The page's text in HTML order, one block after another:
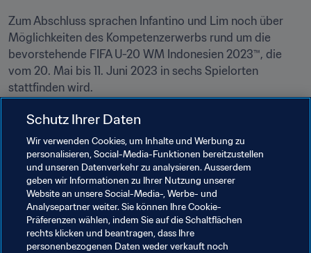
Zum Abschluss sprachen Infantino und Lim noch über
Möglichkeiten des Kompetenzerwerbs rund um die
bevorstehende FIFA U-20 WM Indonesien 2023™, die
vom 20. Mai bis 11. Juni 2023 in sechs Spielorten
stattfinden wird.
FÖRDERUNG DES FUSSBALLS
Wenger präsentiert wegweisendes
FIFA-Programm zur Talentförderung
Schutz Ihrer Daten
Wir verwenden Cookies, um Inhalte und Werbung zu
personalisieren, Social-Media-Funktionen bereitzustellen
und unseren Datenverkehr zu analysieren. Ausserdem
geben wir Informationen zu Ihrer Nutzung unserer
Website an unsere Social-Media-, Werbe- und
Analysepartner weiter. Sie können Ihre Cookie-
Präferenzen wählen, indem Sie auf die Schaltflächen
rechts klicken und beantragen, dass Ihre
personenbezogenen Daten weder verkauft noch